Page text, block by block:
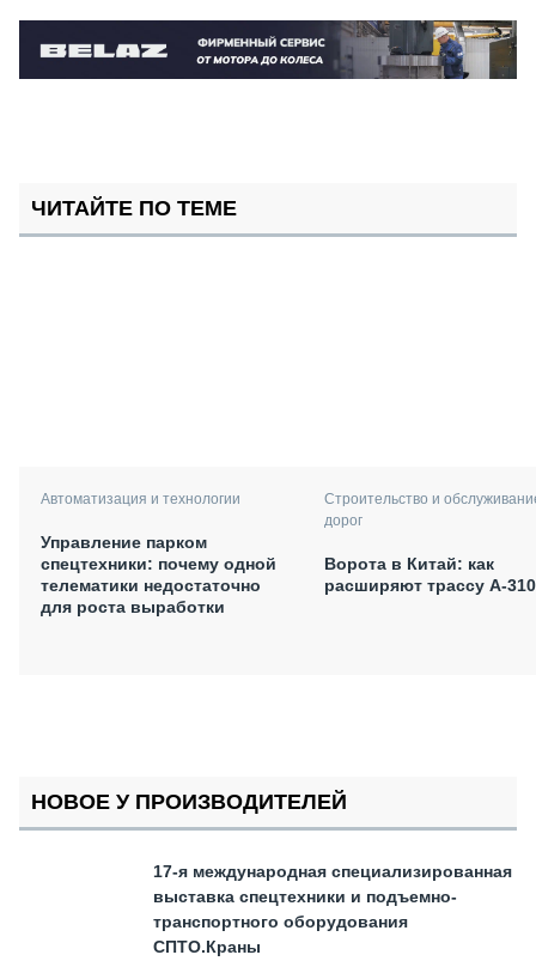
ЧИТАЙТЕ ПО ТЕМЕ
Автоматизация и технологии
Управление парком
спецтехники: почему одной
телематики недостаточно
для роста выработки
Строительство и
дорог
Ворота в Китай: как
расширяют трассу А-310
НОВОЕ У ПРОИЗВОДИТЕЛЕЙ
17-я международная специализированная
выставка спецтехники и подъемно-
транспортного оборудования
СПТО.Краны